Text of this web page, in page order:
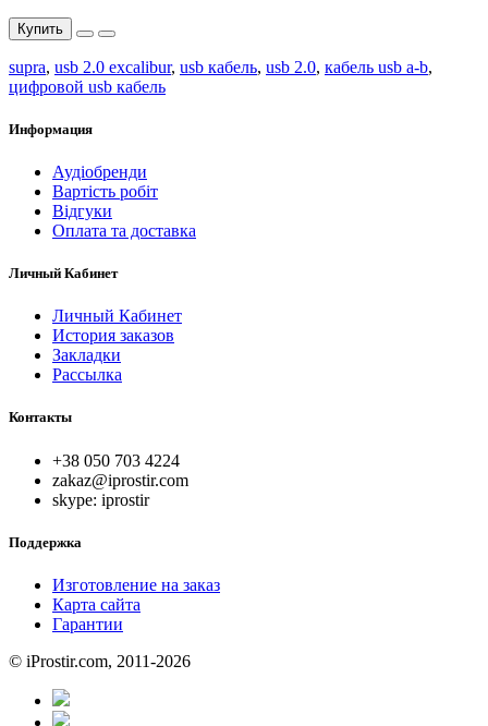
Купить
supra, usb 2.0 excalibur, usb кабель, usb 2.0, кабель usb a-b,
цифровой usb кабель
Информация
Аудіобренди
Вартість робіт
Відгуки
Оплата та доставка
Личный Кабинет
Личный Кабинет
История заказов
Закладки
Рассылка
Контакты
+38 050 703 4224
zakaz@iprostir.com
skype: iprostir
Поддержка
Изготовление на заказ
Карта сайта
Гарантии
© iProstir.com, 2011-2026